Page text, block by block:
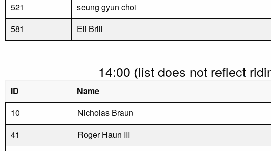
521
seung gyun choi
581
Eli Brill
14:00 (list does not reflect
ID Name
10
Nicholas Braun
41
Roger Haun III